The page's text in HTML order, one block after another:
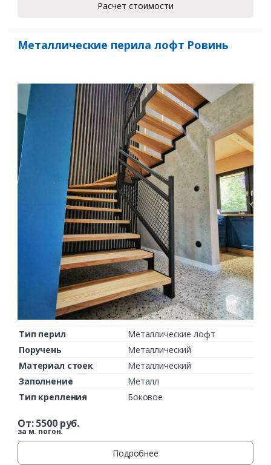
Расчет стоимости
Металлические перила лофт Ровинь
Тип перил
Металлические лофт
Поручень
Металлический
Материал стоек
Металлический
Заполнение
Металл
Тип крепления
Боковое
От:5500руб.
за м. погон.
Подробнее